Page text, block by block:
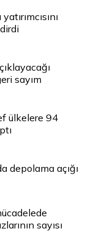
sayım
ülkelere 94
depolama açığı
sayısı